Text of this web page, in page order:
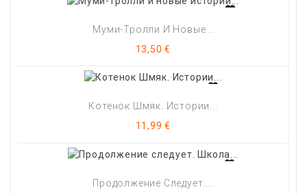
Муми-Тролли И Новые...
Цена
13,50 €
Котенок Шмяк. Истории...
Цена
11,99 €
Продолжение Следует....